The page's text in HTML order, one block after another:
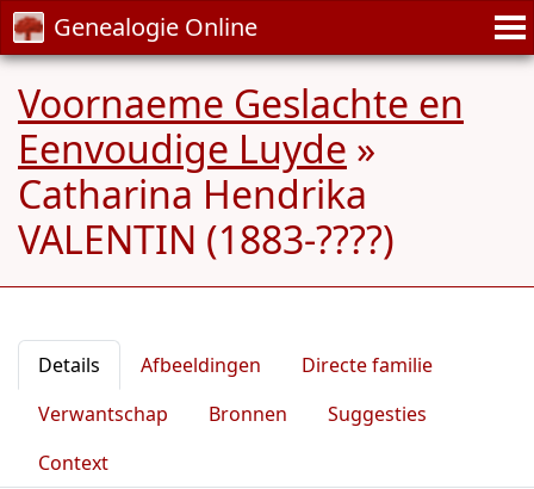
Genealogie Online
Voornaeme Geslachte en
Eenvoudige Luyde »
Catharina Hendrika
VALENTIN (1883-????)
Details Afbeeldingen
Directe familie
Verwantschap
Bronnen
Suggesties
Context